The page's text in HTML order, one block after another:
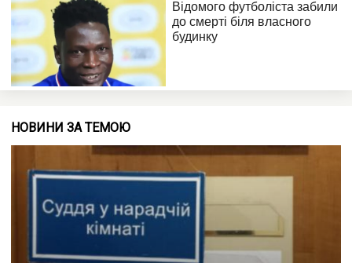
НОВИНИ ЗА ТЕМОЮ